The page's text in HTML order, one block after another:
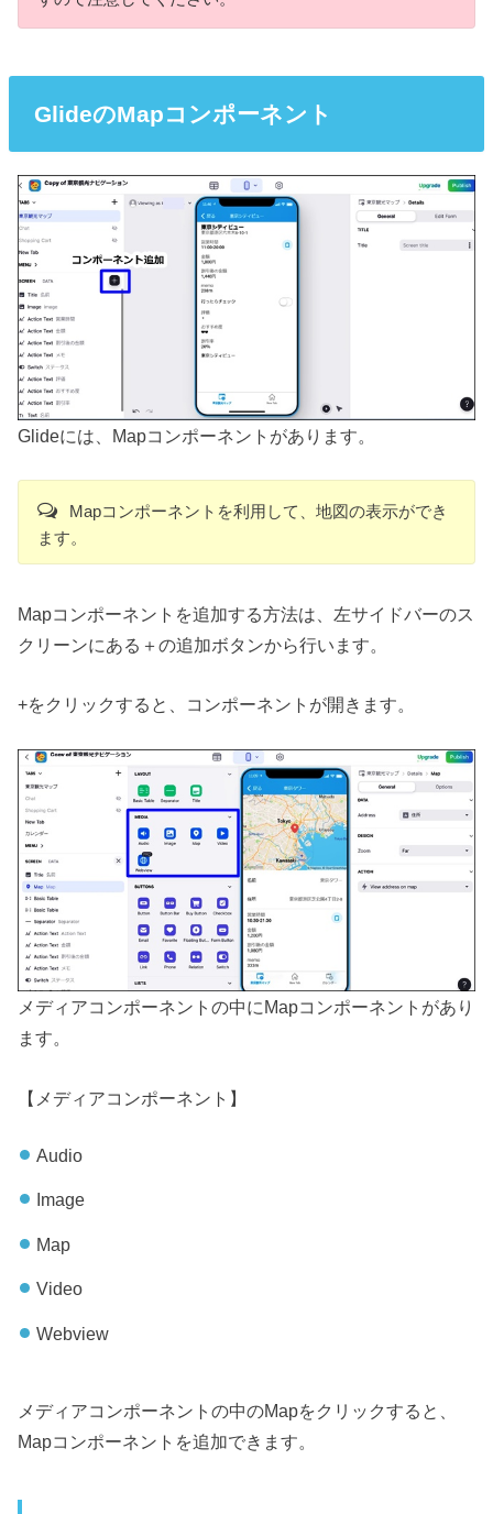
GlideのMapコンポーネント
Glideには、Mapコンポーネントがあります。
Mapコンポーネントを利用して、地図の表示ができ
ます。
Mapコンポーネントを追加する方法は、左サイドバーのス
クリーンにある＋の追加ボタンから行います。
+をクリックすると、コンポーネントが開きます。
メディアコンポーネントの中にMapコンポーネントがあり
ます。
【メディアコンポーネント】
Audio
Image
Map
Video
Webview
メディアコンポーネントの中のMapをクリックすると、
Mapコンポーネントを追加できます。